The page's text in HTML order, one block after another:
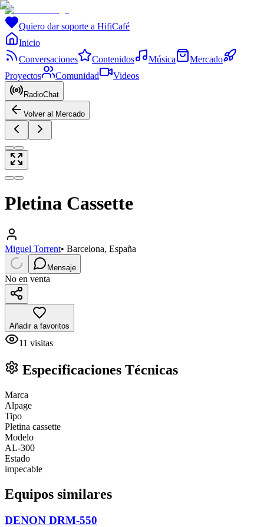
Quiero dar soporte a HifiCafé
Inicio
Conversaciones
Contenidos Música
Mercado
Proyectos
Comunidad Videos
RadioChat
Volver al Mercado
Pletina Cassette
Miguel Torrent• Barcelona, España
Mensaje
No en venta
Añadir a favoritos
11 visitas
Especificaciones Técnicas
Marca
Alpage
Tipo
Pletina cassette
Modelo
AL-300
Estado
impecable
Equipos similares
DENON DRM-550